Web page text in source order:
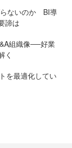
らないのか BI導
諦は
組織像──好業
く
を最適化してい